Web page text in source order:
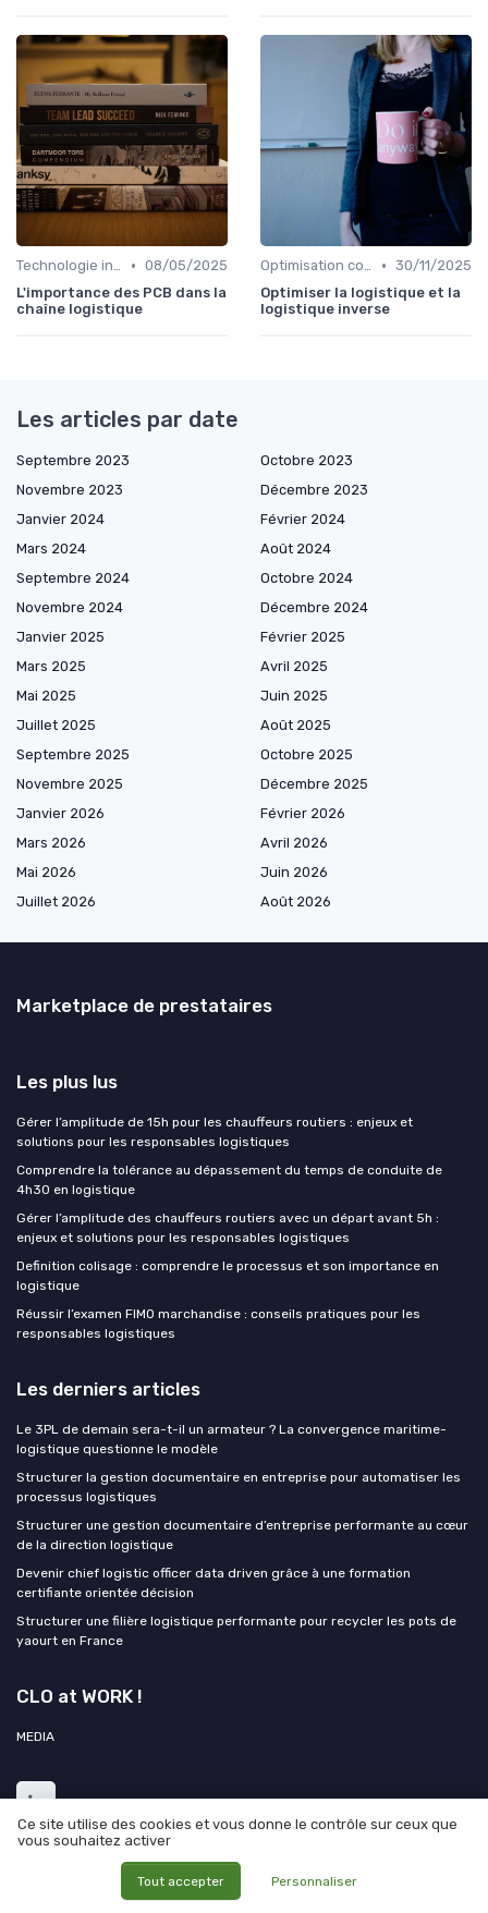
Technologie intégrée • 08/05/2025
L'importance des PCB dans la
chaîne logistique
Optimisation coûts • 30/11/2025
Optimiser la logistique et la
logistique inverse
Les articles par date
Septembre 2023
Octobre 2023
Novembre 2023
Décembre 2023
Janvier 2024
Février 2024
Mars 2024
Août 2024
Septembre 2024
Octobre 2024
Novembre 2024
Décembre 2024
Janvier 2025
Février 2025
Mars 2025
Avril 2025
Mai 2025
Juin 2025
Juillet 2025
Août 2025
Septembre 2025
Octobre 2025
Novembre 2025
Décembre 2025
Janvier 2026
Février 2026
Mars 2026
Avril 2026
Mai 2026
Juin 2026
Juillet 2026
Août 2026
Marketplace de prestataires
Les plus lus
Gérer l’amplitude de 15h pour les chauffeurs routiers : enjeux et
solutions pour les responsables logistiques
Comprendre la tolérance au dépassement du temps de conduite de
4h30 en logistique
Gérer l’amplitude des chauffeurs routiers avec un départ avant 5h :
enjeux et solutions pour les responsables logistiques
Definition colisage : comprendre le processus et son importance en
logistique
Réussir l’examen FIMO marchandise : conseils pratiques pour les
responsables logistiques
Les derniers articles
Le 3PL de demain sera-t-il un armateur ? La convergence maritime-
logistique questionne le modèle
Structurer la gestion documentaire en entreprise pour automatiser les
processus logistiques
Structurer une gestion documentaire d’entreprise performante au cœur
de la direction logistique
Devenir chief logistic officer data driven grâce à une formation
certifiante orientée décision
Structurer une filière logistique performante pour recycler les pots de
yaourt en France
CLO at WORK !
MEDIA
Ce site utilise des cookies et vous donne le contrôle sur ceux que
vous souhaitez activer
Tout accepter Personnaliser